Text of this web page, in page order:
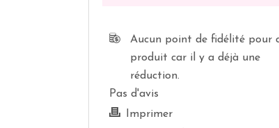
Aucun point de fidélité pour
produit car il y a déjà une
réduction.
Pas d'avis
Imprimer